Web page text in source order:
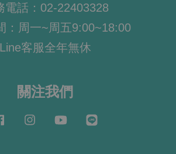
電話：02-22403328
：周一~周五9:00~18:00
Line客服全年無休
關注我們
Facebook Instagram YouTube